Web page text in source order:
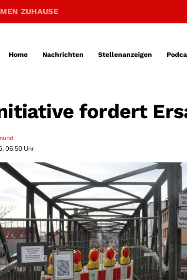
ZUHAUSE
Home Nachrichten Stellenanzeigen
fordert
06:50 Uhr